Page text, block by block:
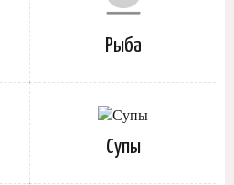
Рыба
Супы